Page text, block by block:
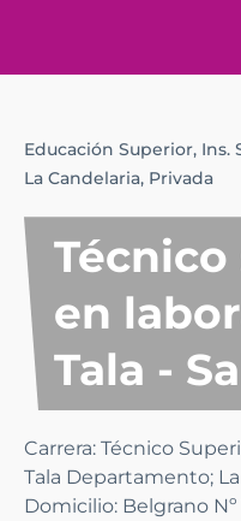
Educación Superior, Ins.
La Candelaria, Privada
en
Tala -
Carrera: Técnico
Tala Departamento;
Domicilio: Belgrano